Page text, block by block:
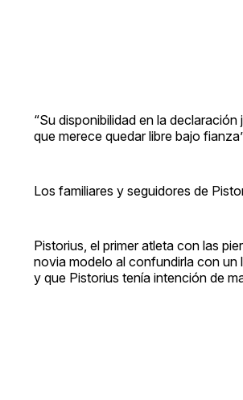
“Su disponibilidad en la
que merece quedar libre bajo
Los familiares y seguidores de
Pistorius, el primer atleta con las
novia modelo al confundirla con un
y que Pistorius tenía intención de